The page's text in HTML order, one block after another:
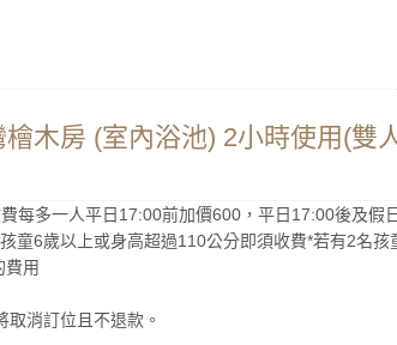
木房 (室內浴池) 2小時使用(雙
每多一人平日17:00前加價600，平日17:00後及假
童6歲以上或身高超過110公分即須收費*若有2名孩
費用
消訂位且不退款。